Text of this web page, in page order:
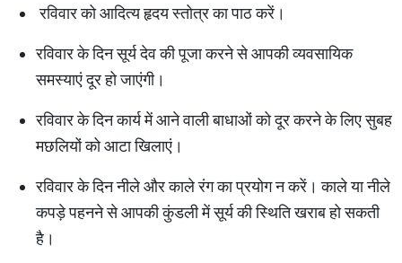
रविवार को आदित्य हृदय स्तोत्र का पाठ करें।
रविवार के दिन सूर्य देव की पूजा करने से आपकी व्यवसायिक
समस्याएं दूर हो जाएंगी।
रविवार के दिन कार्य में आने वाली बाधाओं को दूर करने के लिए सुबह
मछलियों को आटा खिलाएं।
रविवार के दिन नीले और काले रंग का प्रयोग न करें। काले या नीले
कपड़े पहनने से आपकी कुंडली में सूर्य की स्थिति खराब हो सकती
है।